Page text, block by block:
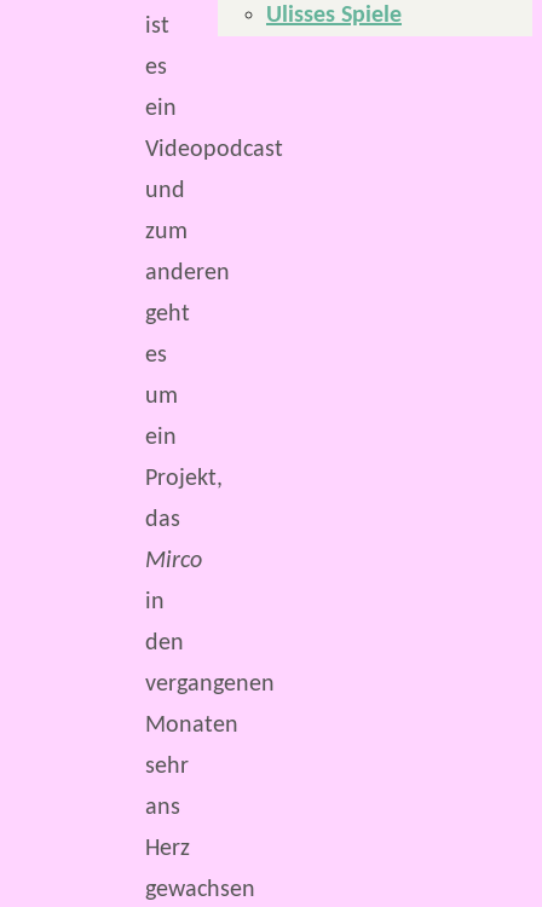
ist
es
ein
Videopodcast
und
zum
anderen
geht
es
um
ein
Projekt,
das
Mirco
in
den
vergangenen
Monaten
sehr
ans
Herz
gewachsen
Ulisses Spiele